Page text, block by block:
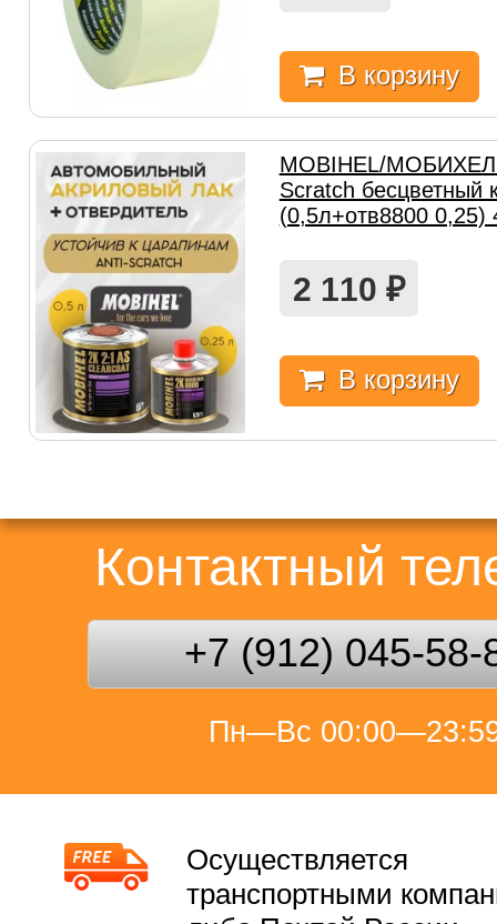
В корзину
MOBIHEL/МОБИХЕЛ
Scratch бесцветный
(0,5л+отв8800 0,25)
2 110 ₽
В корзину
Контактный
+7 (912) 045-58-
Пн—Вс
Осуществляется
транспортными